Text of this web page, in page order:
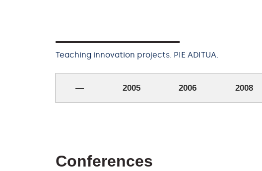
Teaching innovation projects. PIE ADITUA.
— 2005 2006 2008
Conferences